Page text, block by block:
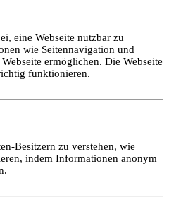
eine Webseite nutzbar zu
wie Seitennavigation und
ermöglichen. Die Webseite
funktionieren.
Besitzern zu verstehen, wie
indem Informationen anonym